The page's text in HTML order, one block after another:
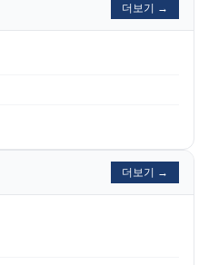
더보기 →
더보기 →